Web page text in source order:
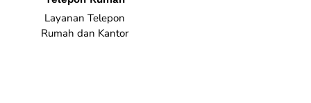
Layanan Telepon
Rumah dan Kantor